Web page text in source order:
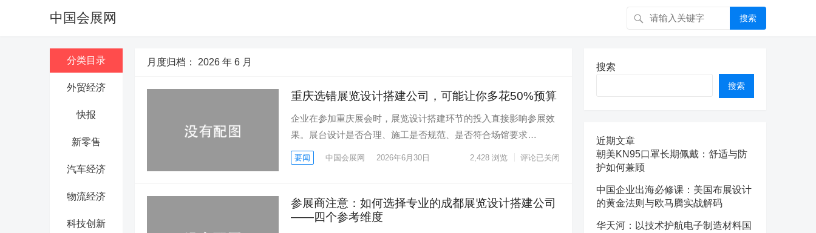
中国会展网 搜索
分类目录
外贸经济
快报
新零售
汽车经济
物流经济
科技创新
月度归档： 2026 年 6 月
重庆选错展览设计搭建公司，可能让你多花50%预算
企业在参加重庆展会时，展览设计搭建环节的投入直接影响参展效
果。展台设计是否合理、施工是否规范、是否符合场馆要求…
要闻 中国会展网 2026年6月30日 2,428 浏览 评论已关闭
参展商注意：如何选择专业的成都展览设计搭建公司
——四个参考维度
搜索
搜索
近期文章
朝美KN95口罩长期佩戴：舒适与防
护如何兼顾
中国企业出海必修课：美国布展设计
的黄金法则与欧马腾实战解码
华天河：以技术护航电子制造材料国